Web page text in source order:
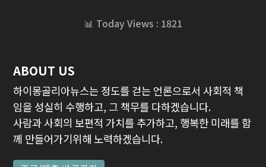
📊 Today Views : 1821
ABOUT US
하이몽골리아뉴스는 정도를 걷는 언론으로서 사회적 책
임을 성실히 수행하고, 그 책무를 다하겠습니다.
사람과 사회의 보편적 가치를 추가하고, 행복한 미래를 함
께 만들어가기위해 노력하겠습니다.